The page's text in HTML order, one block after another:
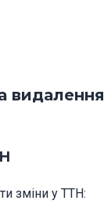
видалення
зміни у ТТН: